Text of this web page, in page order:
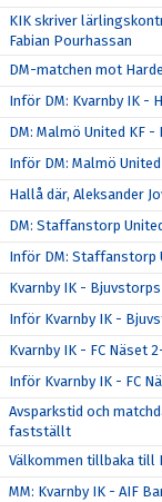
KIK skriver
Fabian Pourhassan
DM-matchen mot
Inför DM: Kvarnby IK -
DM: Malmö United KF -
Inför DM: Malmö
Hallå där, Aleksander
DM: Staffanstorp
Inför DM: Staffanstorp
Kvarnby IK -
Inför Kvarnby IK -
Kvarnby IK - FC Näset
Inför Kvarnby IK - FC
Avsparkstid och
fastställt
Välkommen tillbaka till
MM: Kvarnby IK - AIF